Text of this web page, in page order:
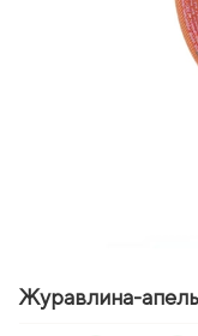
Журавлина-